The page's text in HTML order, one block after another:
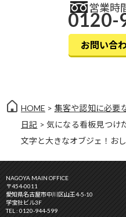
営業時
0120-
お問い合
HOME > 集客や認知に必要
日記 > 気になる看板見つけ
文字と大きなオブジェ！お
NAGOYA MAIN OFFICE
〒454-0011
愛知県名古屋市中川区山王4-5-10
学宝社ビル3F
TEL : 0120-944-599